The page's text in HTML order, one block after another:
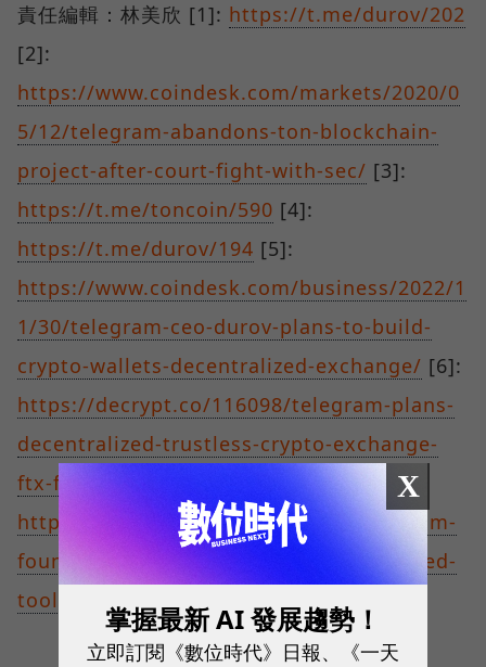
責任編輯：林美欣 [1]: https://t.me/durov/202
[2]:
https://www.coindesk.com/markets/2020/0
5/12/telegram-abandons-ton-blockchain-
project-after-court-fight-with-sec/ [3]:
https://t.me/toncoin/590 [4]:
https://t.me/durov/194 [5]:
https://www.coindesk.com/business/2022/1
1/30/telegram-ceo-durov-plans-to-build-
crypto-wallets-decentralized-exchange/ [6]:
https://decrypt.co/116098/telegram-plans-
decentralized-trustless-crypto-exchange-
ftx-failure[7]:
https://cointelegraph.com/news/telegram-
founder-wants-to-build-new-decentralized-
tools-to-combat-power-abuse
X
掌握最新 AI 發展趨勢！
立即訂閱《數位時代》日報、《一天